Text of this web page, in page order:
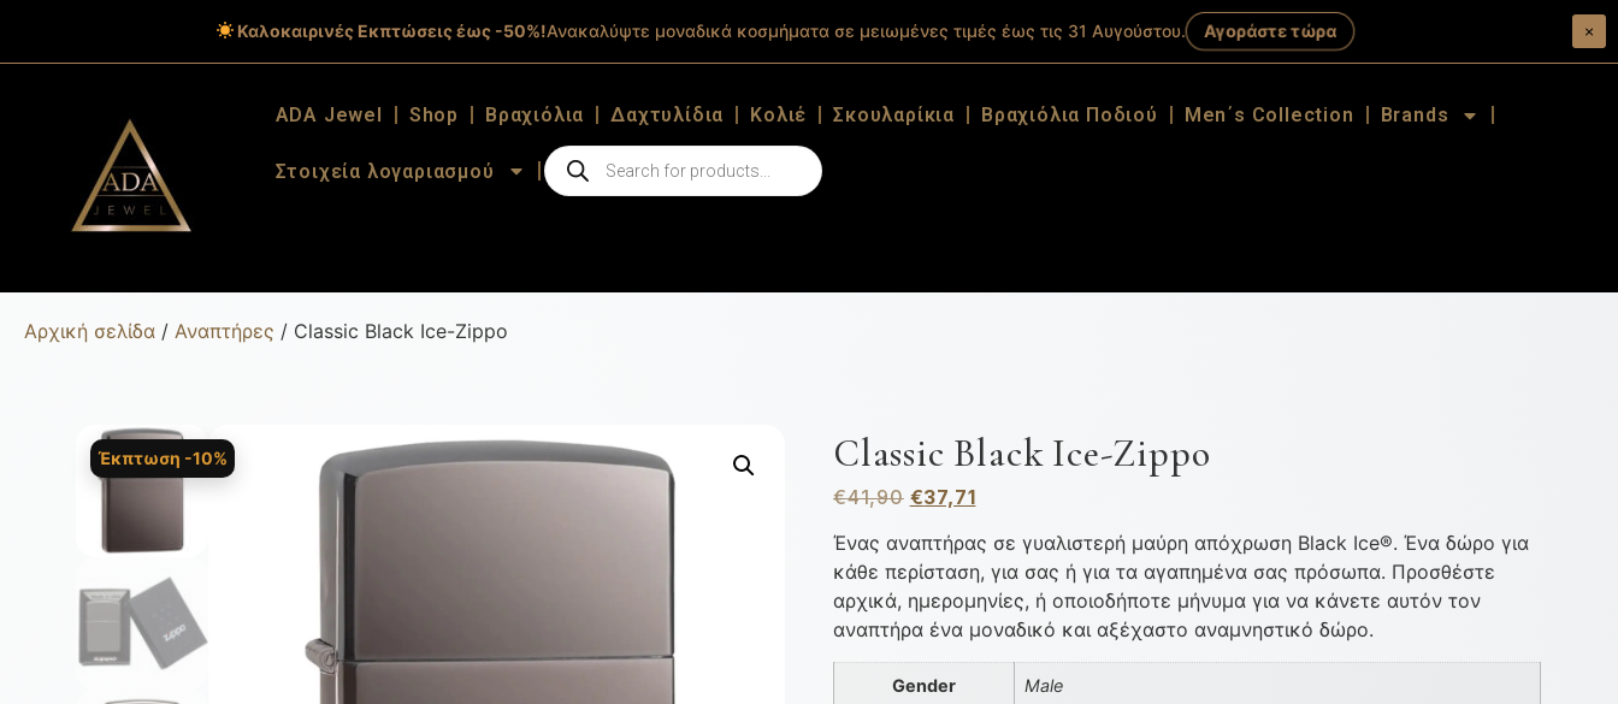
Καλοκαιρινές Εκπτώσεις έως -50%!Ανακαλύψτε μοναδικά κοσμήματα σε μειωμένες τιμές έως τις 31 Αυγούστου. Αγοράστε τώρα ×
ADA Jewel Shop Βραχιόλια Δαχτυλίδια Κολιέ Σκουλαρίκια Βραχιόλια Ποδιού Men΄s Collection Brands
Στοιχεία λογαριασμού
Αρχική σελίδα / Αναπτήρες / Classic Black Ice-Zippo
Έκπτωση -10% Classic Black Ice-Zippo
€41,90 €37,71
Ένας αναπτήρας σε γυαλιστερή μαύρη απόχρωση Black Ice®. Ένα δώρο για
κάθε περίσταση, για σας ή για τα αγαπημένα σας πρόσωπα. Προσθέστε
αρχικά, ημερομηνίες, ή οποιοδήποτε μήνυμα για να κάνετε αυτόν τον
αναπτήρα ένα μοναδικό και αξέχαστο αναμνηστικό δώρο.
Gender Male